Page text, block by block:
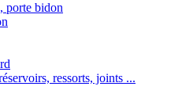
porte bidon
ressorts, joints ...